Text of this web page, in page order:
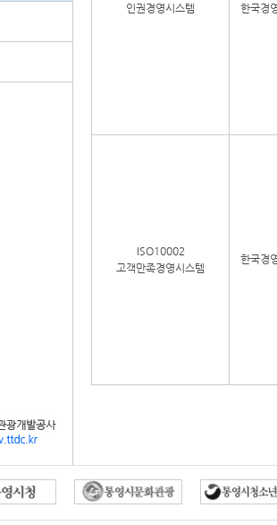
인권경영시스템 한국경
ISO10002
고객만족경영시스템
한국경